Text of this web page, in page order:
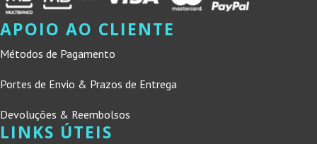
APOIO AO CLIENTE
Métodos de Pagamento
Portes de Envio & Prazos de Entrega
Devoluções & Reembolsos
LINKS ÚTEIS